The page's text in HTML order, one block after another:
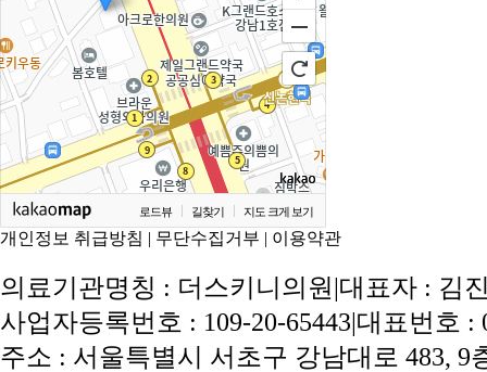
로드뷰 길찾기 지도 크게 보기
개인정보 취급방침 | 무단수집거부 | 이용약관
의료기관명칭 : 더스키니의원|대표자 : 김
사업자등록번호 : 109-20-65443|대표번호 :
주소 : 서울특별시 서초구 강남대로 483, 9